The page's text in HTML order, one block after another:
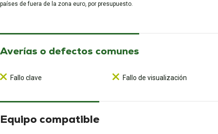
países de fuera de la zona euro, por presupuesto.
Averías o defectos comunes
Fallo clave Fallo de visualización
Equipo compatible